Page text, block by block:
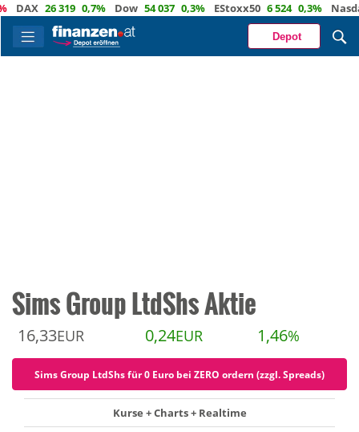
26 319 0,7% Dow 54 037 0,3% EStoxx50 6 524 0,3% Nasdaq
Depot
Sims Group LtdShs Aktie
16,33EUR 0,24EUR 1,46%
Sims Group LtdShs für 0 Euro bei ZERO ordern (zzgl. Spreads)
Kurse + Charts + Realtime